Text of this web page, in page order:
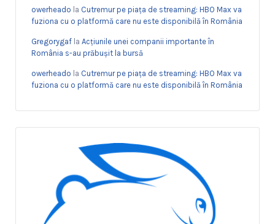
owerheado la Cutremur pe piața de streaming: HBO Max va
fuziona cu o platformă care nu este disponibilă în România
Gregorygaf la Acțiunile unei companii importante în
România s-au prăbușit la bursă
owerheado la Cutremur pe piața de streaming: HBO Max va
fuziona cu o platformă care nu este disponibilă în România